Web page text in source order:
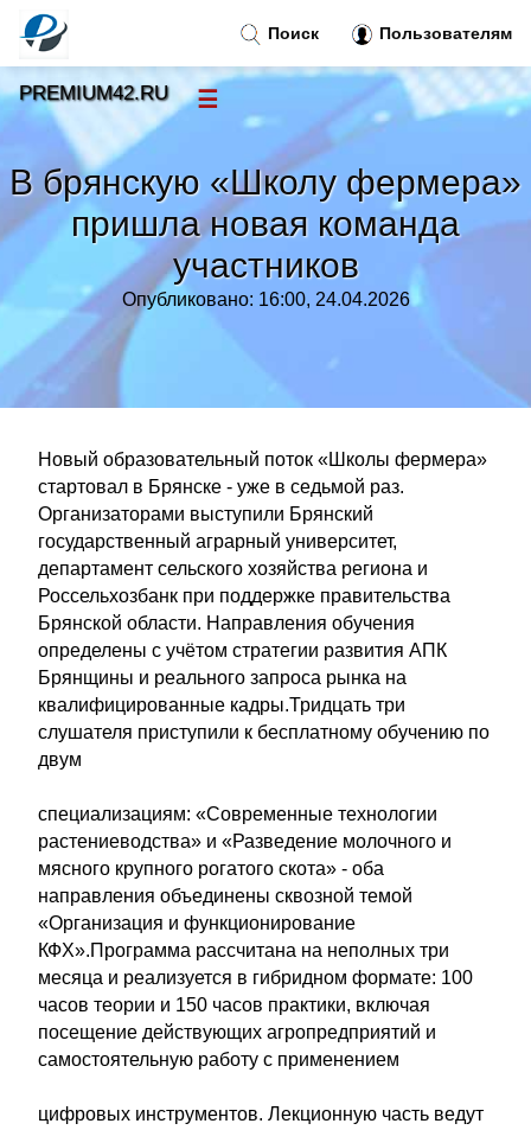
В брянскую «Школу фермера»
пришла новая команда
участников
Опубликовано: 16:00, 24.04.2026
Новый образовательный поток «Школы фермера»
стартовал в Брянске - уже в седьмой раз.
Организаторами выступили Брянский
государственный аграрный университет,
департамент сельского хозяйства региона и
Россельхозбанк при поддержке правительства
Брянской области. Направления обучения
определены с учётом стратегии развития АПК
Брянщины и реального запроса рынка на
квалифицированные кадры.Тридцать три
слушателя приступили к бесплатному обучению по
двум
специализациям: «Современные технологии
растениеводства» и «Разведение молочного и
мясного крупного рогатого скота» - оба
направления объединены сквозной темой
«Организация и функционирование
КФХ».Программа рассчитана на неполных три
месяца и реализуется в гибридном формате: 100
часов теории и 150 часов практики, включая
посещение действующих агропредприятий и
самостоятельную работу с применением
цифровых инструментов. Лекционную часть ведут
Поиск Пользователям
PREMIUM42.RU ☰
Новости
Тренды новостей»
»
Правила »
Контакт»